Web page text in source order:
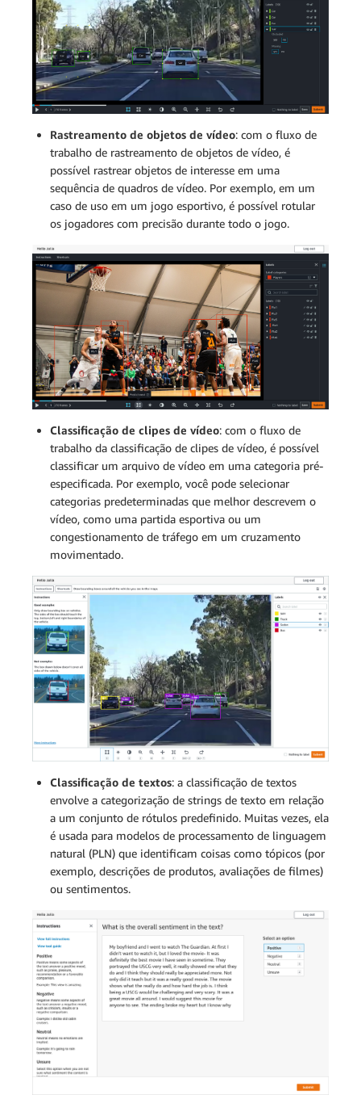
Rastreamento de objetos de vídeo: com o fluxo de
trabalho de rastreamento de objetos de vídeo, é
possível rastrear objetos de interesse em uma
sequência de quadros de vídeo. Por exemplo, em um
caso de uso em um jogo esportivo, é possível rotular
os jogadores com precisão durante todo o jogo.
Classificação de clipes de vídeo: com o fluxo de
trabalho da classificação de clipes de vídeo, é possível
classificar um arquivo de vídeo em uma categoria pré-
especificada. Por exemplo, você pode selecionar
categorias predeterminadas que melhor descrevem o
vídeo, como uma partida esportiva ou um
congestionamento de tráfego em um cruzamento
movimentado.
Classificação de textos: a classificação de textos
envolve a categorização de strings de texto em relação
a um conjunto de rótulos predefinido. Muitas vezes, ela
é usada para modelos de processamento de linguagem
natural (PLN) que identificam coisas como tópicos (por
exemplo, descrições de produtos, avaliações de filmes)
ou sentimentos.